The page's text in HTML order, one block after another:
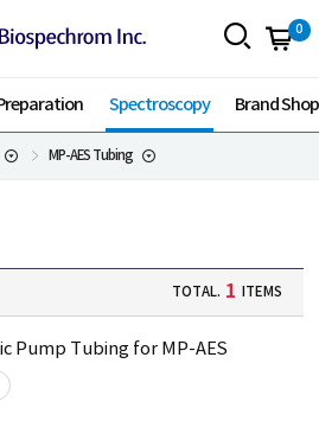
0
Spectroscopy Brand Shop
MP-AES Tubing
TOTAL. 1 ITEMS
Pump Tubing for MP-AES